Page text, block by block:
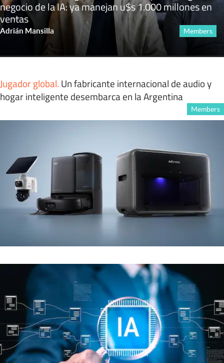
negocio de la IA: ya manejan u$s 1.000 millones en
ventas
Adrián Mansilla Members
Jugador global. Un fabricante internacional de audio y
hogar inteligente desembarca en la Argentina
Members